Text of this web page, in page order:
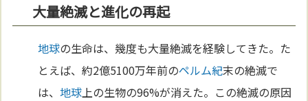
大量絶滅と進化の再起
地球の生命は、幾度も大量絶滅を経験してきた。た
とえば、約2億5100万年前のペルム紀末の絶滅で
は、地球上の生物の96%が消えた。この絶滅の原因